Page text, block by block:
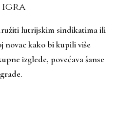
igra
lutrijskim sindikatima ili
novac kako bi kupili više
izglede, povećava šanse